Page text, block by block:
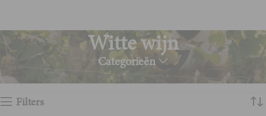
Witte wijn
Categorieën
Home
Filters